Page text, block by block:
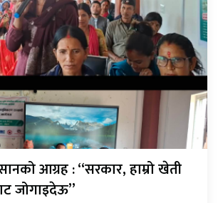
आग्रह : “सरकार, हाम्रो खेती
जोगाइदेऊ”